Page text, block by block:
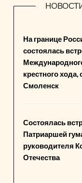
На границе
состоялась
крестного
Смоленск
Состоялась
Патриаршей
руководителя
Отечества